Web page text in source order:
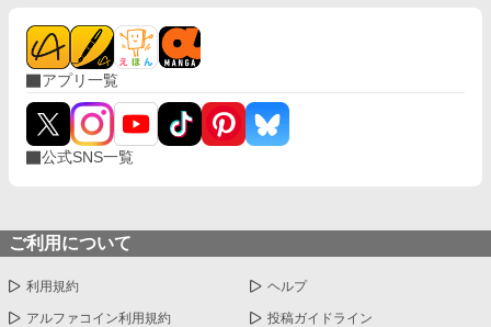
アプリ一覧
公式SNS一覧
ご利用について
利用規約 ヘルプ
アルファコイン利用規約 投稿ガイドライン